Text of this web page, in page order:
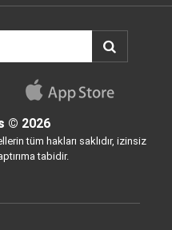
© 2026
tüm hakları saklıdır, izinsiz
tabidir.